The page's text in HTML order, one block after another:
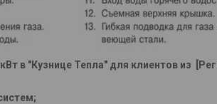
в "Кузнице Тепла" для клиентов из